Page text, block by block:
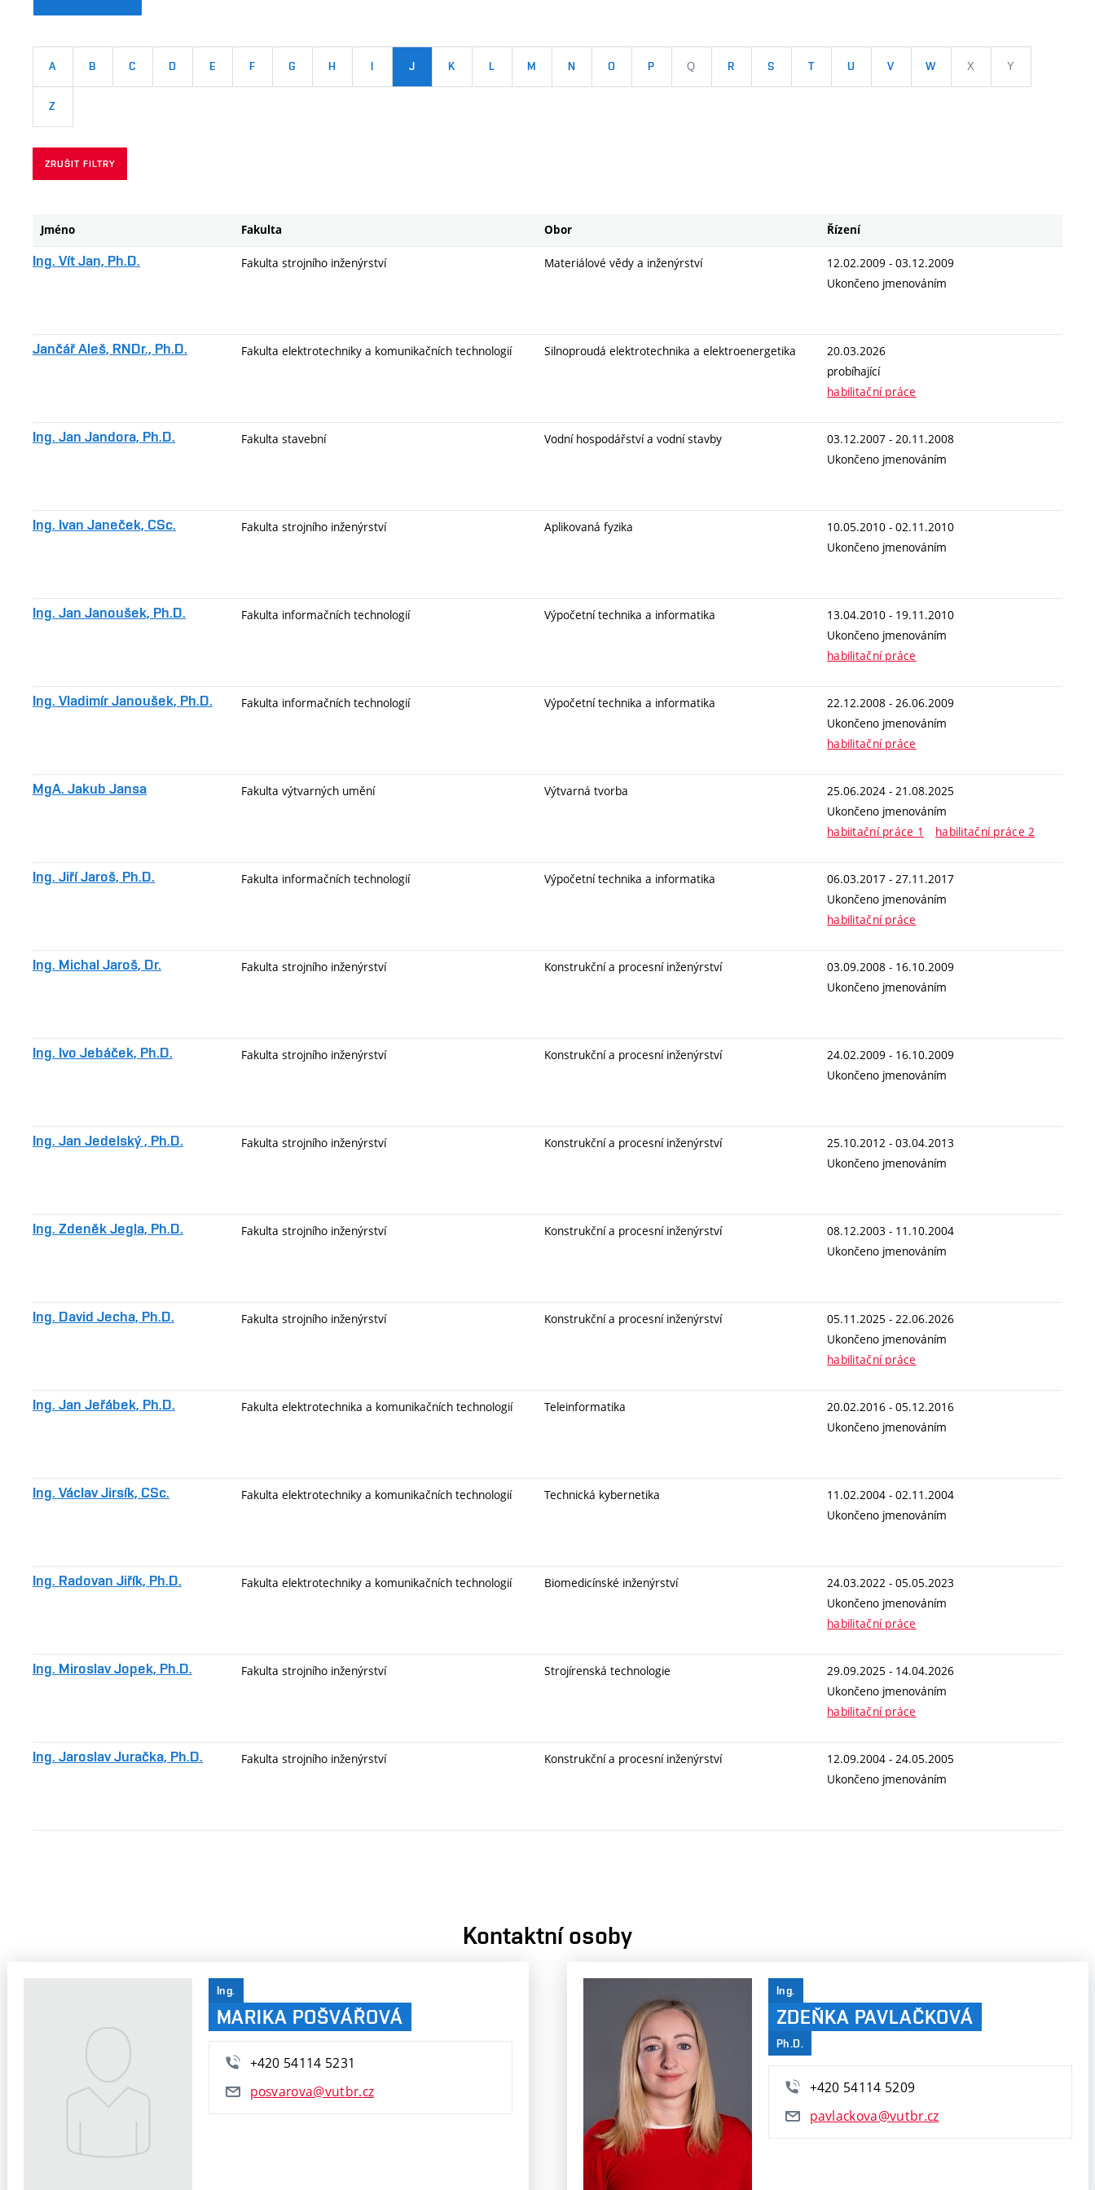
A B C D E F G H I J K L M N O P Q R S T U V W X Y
Z
ZRUŠIT FILTRY
Jméno Fakulta Obor Řízení
Ing. Vít Jan, Ph.D. Fakulta strojního inženýrství Materiálové vědy a inženýrství
12.02.2009 - 03.12.2009
Ukončeno jmenováním
Jančář Aleš, RNDr., Ph.D. Fakulta elektrotechniky a komunikačních technologií Silnoproudá elektrotechnika a elektroenergetika
20.03.2026
probíhající
habilitační práce
Ing. Jan Jandora, Ph.D. Fakulta stavební Vodní hospodářství a vodní stavby
03.12.2007 - 20.11.2008
Ukončeno jmenováním
Ing. Ivan Janeček, CSc. Fakulta strojního inženýrství Aplikovaná fyzika
10.05.2010 - 02.11.2010
Ukončeno jmenováním
Ing. Jan Janoušek, Ph.D. Fakulta informačních technologií Výpočetní technika a informatika
13.04.2010 - 19.11.2010
Ukončeno jmenováním
habilitační práce
Ing. Vladimír Janoušek, Ph.D. Fakulta informačních technologií Výpočetní technika a informatika
22.12.2008 - 26.06.2009
Ukončeno jmenováním
habilitační práce
MgA. Jakub Jansa Fakulta výtvarných umění Výtvarná tvorba
25.06.2024 - 21.08.2025
Ukončeno jmenováním
habiitační práce 1
habilitační práce 2
Ing. Jiří Jaroš, Ph.D. Fakulta informačních technologií Výpočetní technika a informatika
06.03.2017 - 27.11.2017
Ukončeno jmenováním
habilitační práce
Ing. Michal Jaroš, Dr. Fakulta strojního inženýrství Konstrukční a procesní inženýrství
03.09.2008 - 16.10.2009
Ukončeno jmenováním
Ing. Ivo Jebáček, Ph.D. Fakulta strojního inženýrství Konstrukční a procesní inženýrství
24.02.2009 - 16.10.2009
Ukončeno jmenováním
Ing. Jan Jedelský , Ph.D. Fakulta strojního inženýrství Konstrukční a procesní inženýrství
25.10.2012 - 03.04.2013
Ukončeno jmenováním
Ing. Zdeněk Jegla, Ph.D. Fakulta strojního inženýrství Konstrukční a procesní inženýrství
08.12.2003 - 11.10.2004
Ukončeno jmenováním
Ing. David Jecha, Ph.D. Fakulta strojního inženýrství Konstrukční a procesní inženýrství
05.11.2025 - 22.06.2026
Ukončeno jmenováním
habilitační práce
Ing. Jan Jeřábek, Ph.D. Fakulta elektrotechnika a komunikačních technologií Teleinformatika
20.02.2016 - 05.12.2016
Ukončeno jmenováním
Ing. Václav Jirsík, CSc. Fakulta elektrotechniky a komunikačních technologií Technická kybernetika
11.02.2004 - 02.11.2004
Ukončeno jmenováním
Ing. Radovan Jiřík, Ph.D. Fakulta elektrotechniky a komunikačních technologií Biomedicínské inženýrství
24.03.2022 - 05.05.2023
Ukončeno jmenováním
habilitační práce
Ing. Miroslav Jopek, Ph.D. Fakulta strojního inženýrství Strojírenská technologie
29.09.2025 - 14.04.2026
Ukončeno jmenováním
habilitační práce
Ing. Jaroslav Juračka, Ph.D. Fakulta strojního inženýrství Konstrukční a procesní inženýrství
12.09.2004 - 24.05.2005
Ukončeno jmenováním
Kontaktní osoby
Ing.
MARIKA POŠVÁŘOVÁ
+420 54114 5231
posvarova@vutbr.cz
Ing.
ZDEŇKA PAVLAČKOVÁ
Ph.D.
+420 54114 5209
pavlackova@vutbr.cz